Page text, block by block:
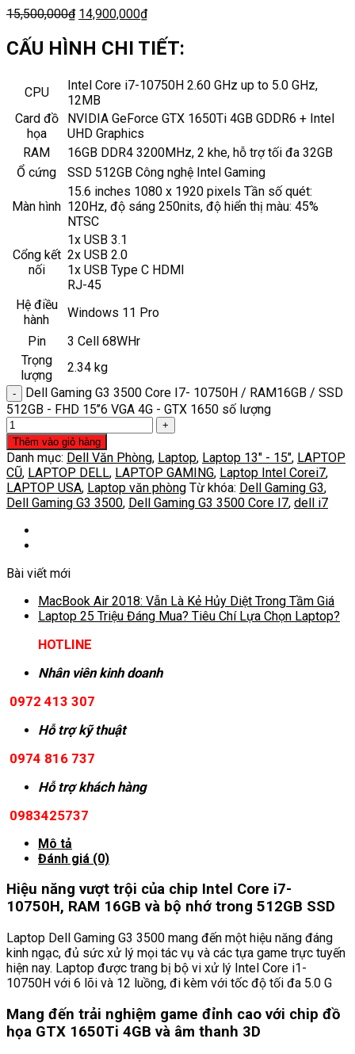
15,500,000₫ 14,900,000₫
CẤU HÌNH CHI TIẾT:
CPU
Intel Core i7-10750H 2.60 GHz up to 5.0 GHz,
12MB
Card đồ
họa
NVIDIA GeForce GTX 1650Ti 4GB GDDR6 + Intel
UHD Graphics
RAM
16GB DDR4 3200MHz, 2 khe, hỗ trợ tối đa 32GB
Ổ cứng
SSD 512GB Công nghệ Intel Gaming
Màn hình
15.6 inches 1080 x 1920 pixels Tần số quét:
120Hz, độ sáng 250nits, độ hiển thị màu: 45%
NTSC
Cổng kết
nối
1x USB 3.1
2x USB 2.0
1x USB Type C HDMI
RJ-45
Hệ điều
hành
Windows 11 Pro
Pin
3 Cell 68WHr
Trọng
lượng
2.34 kg
Dell Gaming G3 3500 Core I7- 10750H / RAM16GB / SSD
512GB - FHD 15’’6 VGA 4G - GTX 1650 số lượng
Thêm vào giỏ hàng
Danh mục: Dell Văn Phòng, Laptop, Laptop 13" - 15", LAPTOP
CŨ, LAPTOP DELL, LAPTOP GAMING, Laptop Intel Corei7,
LAPTOP USA, Laptop văn phòng Từ khóa: Dell Gaming G3,
Dell Gaming G3 3500, Dell Gaming G3 3500 Core I7, dell i7
Bài viết mới
MacBook Air 2018: Vẫn Là Kẻ Hủy Diệt Trong Tầm Giá
Laptop 25 Triệu Đáng Mua? Tiêu Chí Lựa Chọn Laptop?
HOTLINE
Nhân viên kinh doanh
0972 413 307
Hỗ trợ kỹ thuật
0974 816 737
Hỗ trợ khách hàng
0983425737
Mô tả
Đánh giá (0)
Hiệu năng vượt trội của chip Intel Core i7-
10750H, RAM 16GB và bộ nhớ trong 512GB SSD
Laptop Dell Gaming G3 3500 mang đến một hiệu năng đáng
kinh ngạc, đủ sức xử lý mọi tác vụ và các tựa game trực tuyến
hiện nay. Laptop được trang bị bộ vi xử lý Intel Core i1-
10750H với 6 lõi và 12 luồng, đi kèm với tốc độ tối đa 5.0 G
Mang đến trải nghiệm game đỉnh cao với chip đồ
họa GTX 1650Ti 4GB và âm thanh 3D